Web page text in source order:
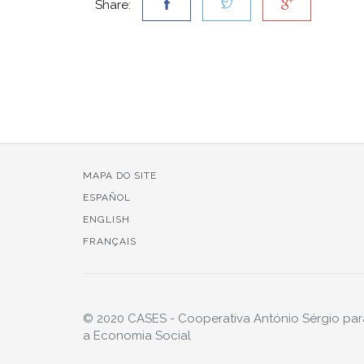
Share:
MAPA DO SITE
ESPAÑOL
ENGLISH
FRANÇAIS
© 2020 CASES - Cooperativa António Sérgio
a Economia Social